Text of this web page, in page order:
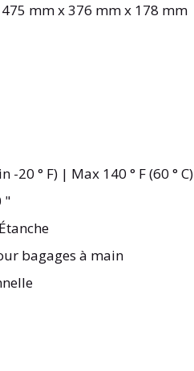
475 mm x 376 mm x 178 mm
-20 ° F) | Max 140 ° F (60 ° C)
"
Étanche
bagages à main